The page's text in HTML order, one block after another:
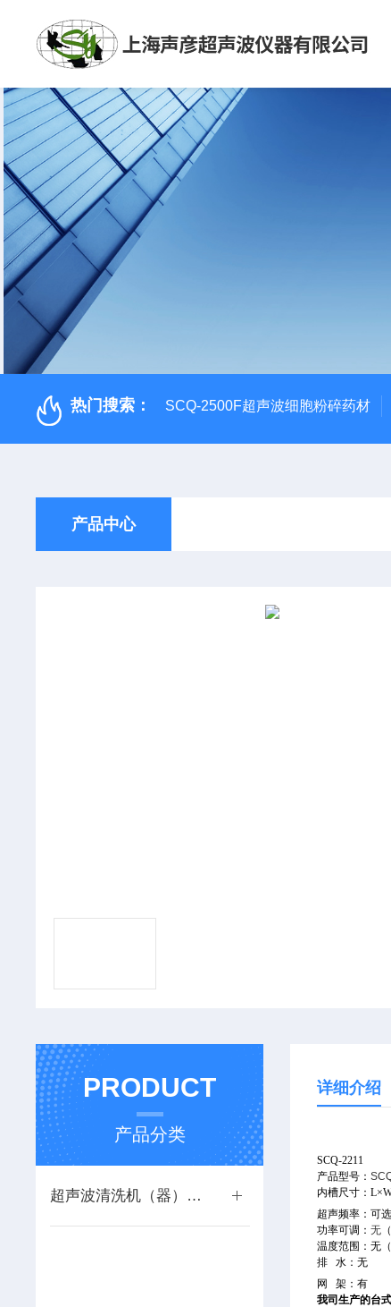
热门搜索： SCQ-2500F超声波细胞粉碎药材
产品中心
PRODUCT
产品分类
超声波清洗机（器）系列
详细介绍
SCQ-2211
产品型号：
内槽尺寸：
超声频率：可
功率可调：无
温度范围：无
排
水：无
网
架：有
我司生产的台